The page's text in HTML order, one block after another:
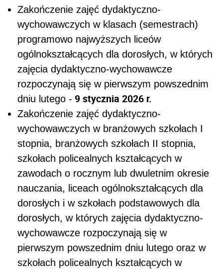
Zakończenie zajęć dydaktyczno-
wychowawczych w klasach (semestrach)
programowo najwyższych liceów
ogólnokształcących dla dorosłych, w których
zajęcia dydaktyczno-wychowawcze
rozpoczynają się w pierwszym powszednim
dniu lutego - 9 stycznia 2026 r.
Zakończenie zajęć dydaktyczno-
wychowawczych w branżowych szkołach I
stopnia, branżowych szkołach II stopnia,
szkołach policealnych kształcących w
zawodach o rocznym lub dwuletnim okresie
nauczania, liceach ogólnokształcących dla
dorosłych i w szkołach podstawowych dla
dorosłych, w których zajęcia dydaktyczno-
wychowawcze rozpoczynają się w
pierwszym powszednim dniu lutego oraz w
szkołach policealnych kształcących w